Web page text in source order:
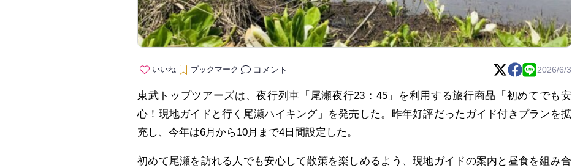
いいね ブックマーク コメント 2026/6/3
東武トップツアーズは、夜行列車「尾瀬夜行23：45」を利用する旅行商品「初めてでも安
心！現地ガイドと行く尾瀬ハイキング」を発売した。昨年好評だったガイド付きプランを拡
充し、今年は6月から10月まで4日間設定した。
初めて尾瀬を訪れる人でも安心して散策を楽しめるよう、現地ガイドの案内と昼食を組み合